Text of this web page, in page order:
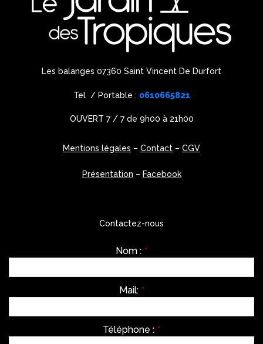
Les balanges 07360 Saint Vincent De Durfort
Tel / Portable : 0610665821
OUVERT 7 / 7 de 9h00 à 21h00
Mentions légales – Contact – CGV
Présentation – Facebook
Contactez-nous
Nom : *
Mail: *
Téléphone : *